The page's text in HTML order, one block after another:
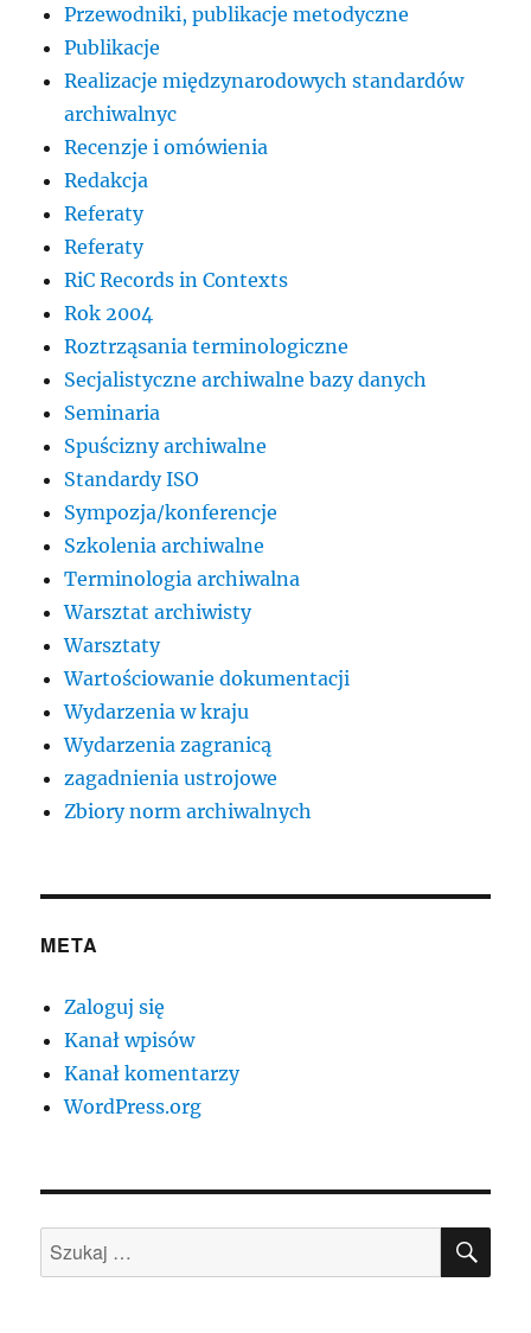
Przewodniki, publikacje metodyczne
Publikacje
Realizacje międzynarodowych standardów
archiwalnyc
Recenzje i omówienia
Redakcja
Referaty
Referaty
RiC Records in Contexts
Rok 2004
Roztrząsania terminologiczne
Secjalistyczne archiwalne bazy danych
Seminaria
Spuścizny archiwalne
Standardy ISO
Sympozja/konferencje
Szkolenia archiwalne
Terminologia archiwalna
Warsztat archiwisty
Warsztaty
Wartościowanie dokumentacji
Wydarzenia w kraju
Wydarzenia zagranicą
zagadnienia ustrojowe
Zbiory norm archiwalnych
META
Zaloguj się
Kanał wpisów
Kanał komentarzy
WordPress.org
Szukaj: